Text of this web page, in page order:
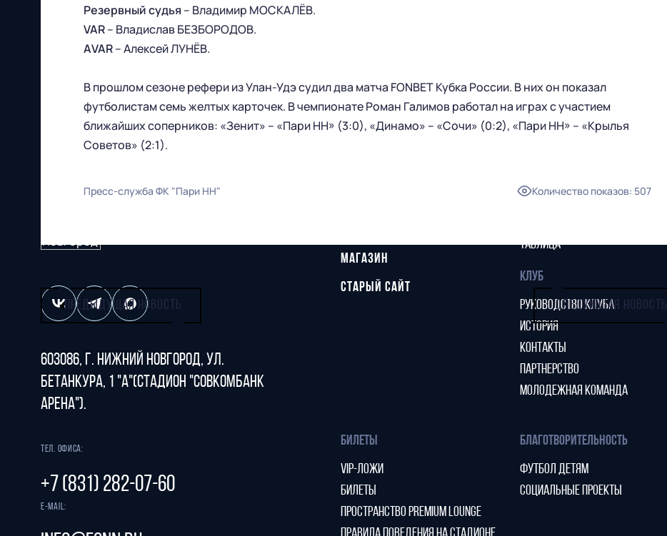
Резервный судья – Владимир МОСКАЛЁВ.
VAR– Владислав БЕЗБОРОДОВ.
АVAR– Алексей ЛУНЁВ.
В прошлом сезоне рефери из Улан-Удэ судил два матча FONBET Кубка России. В них он показал
футболистам семь желтых карточек. В чемпионате Роман Галимов работал на играх с участием
ближайших соперников: «Зенит» – «Пари НН» (3:0), «Динамо» – «Сочи» (0:2), «Пари НН» – «Крылья
Советов» (2:1).
Пресс-служба ФК "Пари НН" Количество показов: 507
ПРЕДЫДУЩАЯ НОВОСТЬ СЛЕДУЮЩАЯ НОВОСТЬ
Футбольный клуб
603086, г. Нижний Новгород, ул.
Бетанкура, 1 "А"(стадион "СОВКОМБАНК
АРЕНА").
Тел. офиса:
+7 (831) 282-07-60
E-mail:
МАГАЗИН
СТАРЫЙ САЙТ
ТАБЛИЦА
КЛУБ
РУКОВОДСТВО КЛУБА
ИСТОРИЯ
КОНТАКТЫ
ПАРТНЕРСТВО
МОЛОДЕЖНАЯ КОМАНДА
БИЛЕТЫ
VIP-ЛОЖИ
БИЛЕТЫ
ПРОСТРАНСТВО PREMIUM LOUNGE
БЛАГОТВОРИТЕЛЬНОСТЬ
ФУТБОЛ ДЕТЯМ
СОЦИАЛЬНЫЕ ПРОЕКТЫ